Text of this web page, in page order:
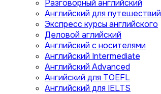
Разговорный английский
Английский для путешествий
Экспресс курсы английского
Деловой аглийский
Английский с носителями
Английский Intermediate
Английский Advanced
Ангийский для TOEFL
Английский для IELTS